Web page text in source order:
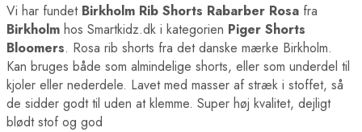
Vi har fundet Birkholm Rib Shorts Rabarber Rosa fra
Birkholm hos Smartkidz.dk i kategorien Piger Shorts
Bloomers. Rosa rib shorts fra det danske mærke Birkholm.
Kan bruges både som almindelige shorts, eller som underdel til
kjoler eller nederdele. Lavet med masser af stræk i stoffet, så
de sidder godt til uden at klemme. Super høj kvalitet, dejligt
blødt stof og god